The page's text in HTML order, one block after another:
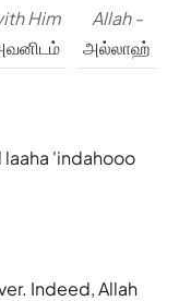
Allah -
அல்லாஹ்
Him
laaha 'indahooo
Indeed, Allah